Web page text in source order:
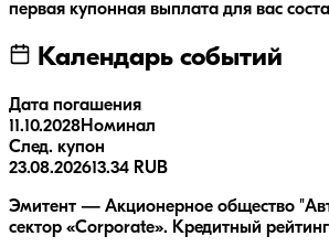
первая купонная выплата для вас
Календарь событий
Дата погашения
11.10.2028Номинал
След. купон
23.08.202613.34 RUB
Эмитент — Акционерное общество
сектор «Corporate». Кредитный